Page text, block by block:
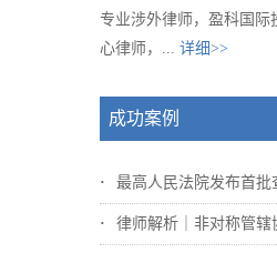
专业涉外律师，盈科国际
心律师，... 详细>>
成功案例
最高人民法院发布首批
律师解析｜非对称管辖